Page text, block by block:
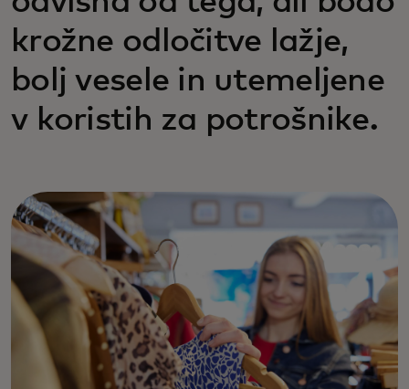
krožne odločitve lažje,
bolj vesele in utemeljene
v koristih za potrošnike.